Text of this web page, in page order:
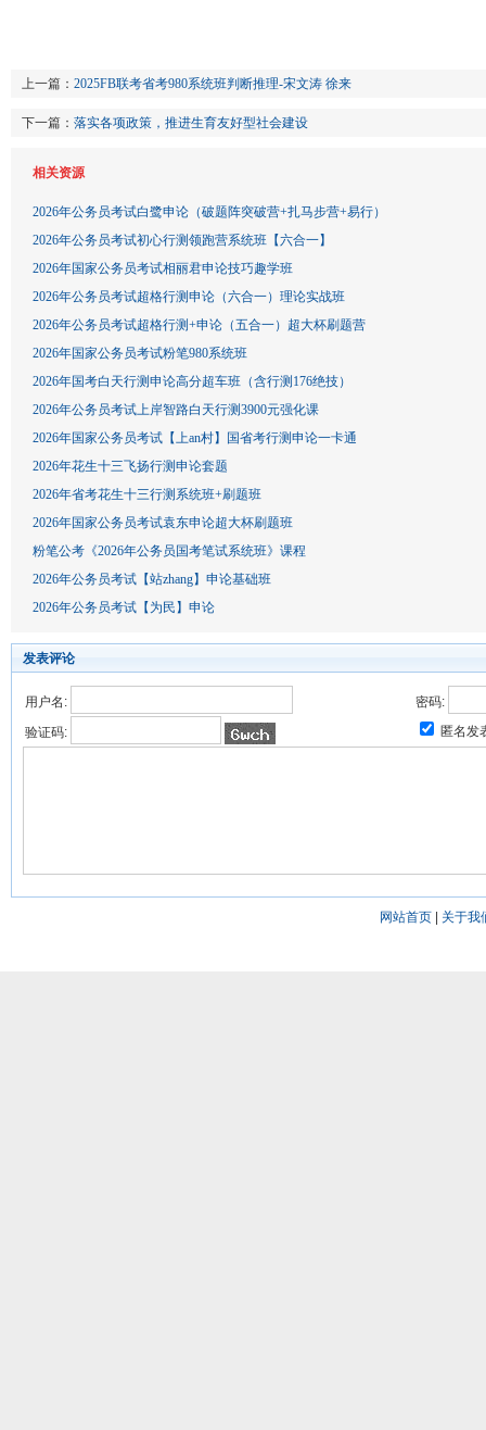
上一篇： 2025FB联考省考980系统班判断推理-宋文涛 徐来
下一篇： 落实各项政策，推进生育友好型社会建设
相关资源
2026年公务员考试白鹭申论（破题阵突破营+扎马步营+易行）
2026年公务员考试初心行测领跑营系统班【六合一】
2026年国家公务员考试相丽君申论技巧趣学班
2026年公务员考试超格行测申论（六合一）理论实战班
2026年公务员考试超格行测+申论（五合一）超大杯刷题营
2026年国家公务员考试粉笔980系统班
2026年国考白天行测申论高分超车班（含行测176绝技）
2026年公务员考试上岸智路白天行测3900元强化课
2026年国家公务员考试【上an村】国省考行测申论一卡通
2026年花生十三飞扬行测申论套题
2026年省考花生十三行测系统班+刷题班
2026年国家公务员考试袁东申论超大杯刷题班
粉笔公考《2026年公务员国考笔试系统班》课程
2026年公务员考试【站zhang】申论基础班
2026年公务员考试【为民】申论
发表评论
用户名:
密码:
验证码:
匿名发
网站首页| 关于我